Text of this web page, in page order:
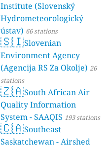
Institute (Slovenský
Hydrometeorologický
ústav) 66 stations
🇸🇮Slovenian
Environment Agency
(Agencija RS Za Okolje) 26
stations
🇿🇦South African Air
Quality Information
System - SAAQIS 193 stations
🇨🇦Southeast
Saskatchewan - Airshed